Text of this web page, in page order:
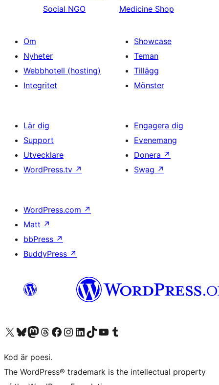
Social NGO
Medicine Shop
Om
Nyheter
Webbhotell (hosting)
Integritet
Showcase
Teman
Tillägg
Mönster
Lär dig
Support
Utvecklare
WordPress.tv ↗
Engagera dig
Evenemang
Donera ↗
Swag ↗
WordPress.com ↗
Matt ↗
bbPress ↗
BuddyPress ↗
Besök vår X-konto (f.d. Twitter)
Besök vårt Bluesky-konto
Besök vårt Mastodon-konto
Besök vårt Thread-konto
Besök vår Facebook-sidaBesök vårt Instagram-konto
Besök vårt LinkedIn-konto
Besök vårt TikTok-konto
Besök vår YouTube-kanalBesök vårt Tumblr-konto
Kod är poesi.
The WordPress® trademark is the intellectual property